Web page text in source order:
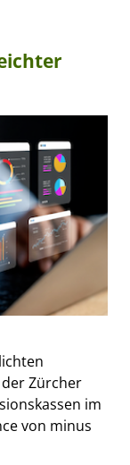
Zürcher
im
von minus